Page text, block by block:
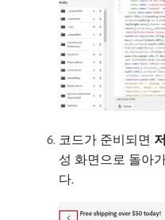
코드가 준비되면
성 화면으로 돌아
다.